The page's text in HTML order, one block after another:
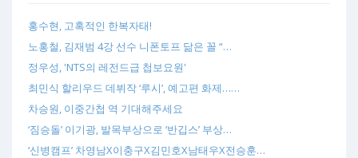
홍수현, 고혹적인 한복자태!
노홍철, 김재범 4강 선수 니폰토프 닮은 꼴 “…
정우성, 'NTS의 레전드급 첩보요원'
최민식 할리우드 데뷔작 ‘루시’, 예고편 화제……
차승원, 이중간첩 역 기대해주세요
‘짐승돌’ 이기광, 발목부상으로 ‘반깁스’ 부상…
‘신병캠프’ 차영남X이충구X김민호X남태우X전승훈…